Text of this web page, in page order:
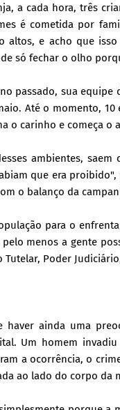
a cada hora, três
é cometida por
altos, e acho que
só fechar o olho
passado, sua
Até o momento,
o carinho e começa o
ambientes,
que era
o balanço da
para o
menos a gente
Tutelar, Poder
haver ainda uma
Um homem
a ocorrência, o
ao lado do corpo da